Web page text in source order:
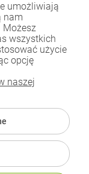
umożliwiają
nam
Możesz
wszystkich
użycie
opcję
naszej